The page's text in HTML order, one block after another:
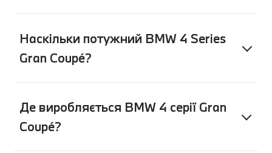
Наскільки потужний BMW 4 Series
Gran Coupé?
Де виробляється BMW 4 серії Gran
Coupé?